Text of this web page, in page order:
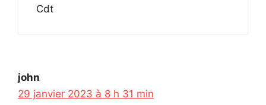
Cdt
john
29 janvier 2023 à 8 h 31 min